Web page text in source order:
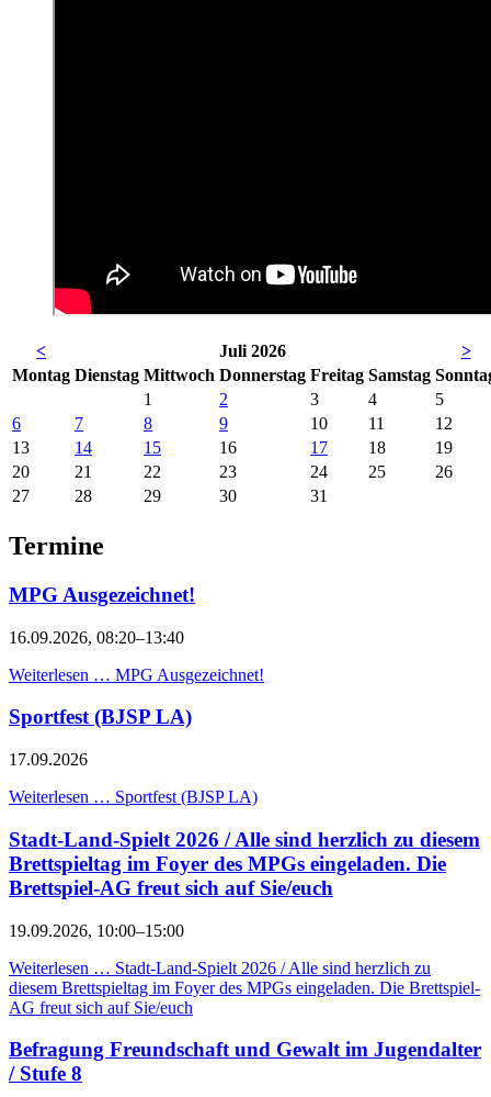
< Juli 2026
>
Montag Dienstag Mittwoch Donnerstag Freitag Samstag So
1
2 3 4
5
6
7 8 9 10 11
12
13
14 15 16 17 18
19
20
21 22 23 24 25
26
27
28 29 30 31
Termine
MPG Ausgezeichnet!
16.09.2026, 08:20–13:40
Weiterlesen … MPG Ausgezeichnet!
Sportfest (BJSP LA)
17.09.2026
Weiterlesen … Sportfest (BJSP LA)
Stadt-Land-Spielt 2026 / Alle sind herzlich zu diesem
Brettspieltag im Foyer des MPGs eingeladen. Die
Brettspiel-AG freut sich auf Sie/euch
19.09.2026, 10:00–15:00
Weiterlesen … Stadt-Land-Spielt 2026 / Alle sind herzlich zu
diesem Brettspieltag im Foyer des MPGs eingeladen. Die Brettspiel-
AG freut sich auf Sie/euch
Befragung Freundschaft und Gewalt im Jugendalter
/ Stufe 8